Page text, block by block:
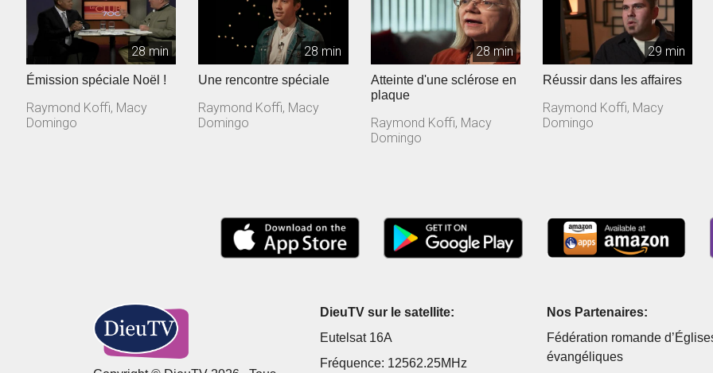
28 min
Émission spéciale Noël !
Raymond Koffi, Macy
Domingo
28 min
Une rencontre spéciale
Raymond Koffi, Macy
Domingo
28 min
Atteinte d'une sclérose en
plaque
Raymond Koffi, Macy
Domingo
29 min
Réussir dans les affaires
Raymond Koffi, Macy
Domingo
DieuTV sur le satellite:
Eutelsat 16A
Fréquence: 12562.25MHz
Nos Partenaires:
Fédération romande
évangéliques